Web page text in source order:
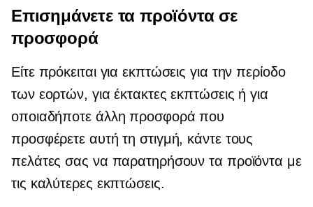
Επισημάνετε τα προϊόντα σε
προσφορά
Είτε πρόκειται για εκπτώσεις για την περίοδο
των εορτών, για έκτακτες εκπτώσεις ή για
οποιαδήποτε άλλη προσφορά που
προσφέρετε αυτή τη στιγμή, κάντε τους
πελάτες σας να παρατηρήσουν τα προϊόντα με
τις καλύτερες εκπτώσεις.